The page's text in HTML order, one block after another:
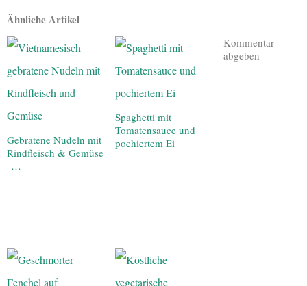
Ähnliche Artikel
Gebratene Nudeln mit
Rindfleisch & Gemüse
||…
Spaghetti mit
Tomatensauce und
pochiertem Ei
Kommentar
abgeben